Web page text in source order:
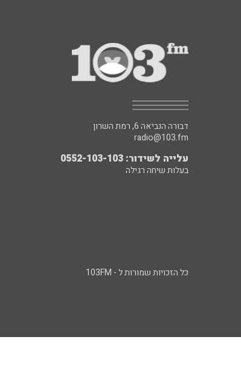
דבורה הנביאה 6, רמת השרון
radio@103.fm
עלייה לשידור: 0552-103-103
בעלות שיחה רגילה
כל הזכויות שמורות ל - 103FM